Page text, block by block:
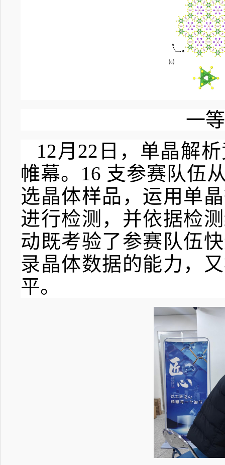
一
12月 22 日，单晶解
帷幕。 16 支参赛队伍
选晶体样品，运用单
进行检测，并依据检
动既考验了参赛队伍
录晶体数据的能力，
平。